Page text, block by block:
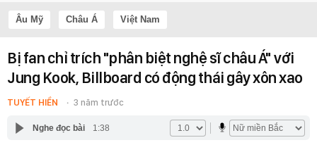
Âu Mỹ Châu Á Việt Nam
Bị fan chỉ trích "phân biệt nghệ sĩ châu Á" với
Jung Kook, Billboard có động thái gây xôn xao
TUYẾT HIỀN 3 năm trước
Nghe đọc bài 1:38